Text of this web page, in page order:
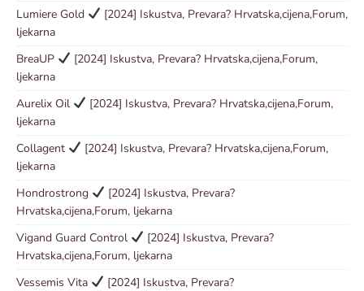
Lumiere Gold
[2024] Iskustva, Prevara? Hrvatska,cijena,Forum,
ljekarna
BreaUP
[2024] Iskustva, Prevara? Hrvatska,cijena,Forum,
ljekarna
Aurelix Oil
[2024] Iskustva, Prevara? Hrvatska,cijena,Forum,
ljekarna
Collagent
[2024] Iskustva, Prevara? Hrvatska,cijena,Forum,
ljekarna
Hondrostrong
[2024] Iskustva, Prevara?
Hrvatska,cijena,Forum, ljekarna
Vigand Guard Control
[2024] Iskustva, Prevara?
Hrvatska,cijena,Forum, ljekarna
Vessemis Vita
[2024] Iskustva, Prevara?